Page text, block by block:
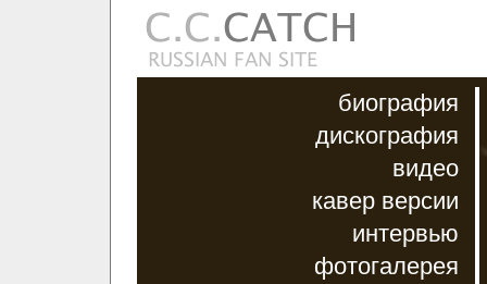
биография
дискография
видео
кавер версии
интервью
фотогалерея